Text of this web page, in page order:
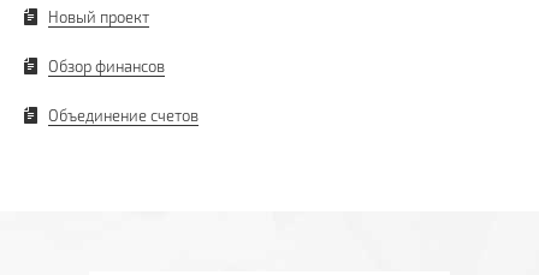
Новый проект
Обзор финансов
Объединение счетов